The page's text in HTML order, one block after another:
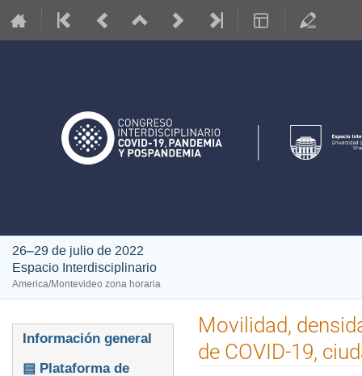
26–29 de julio de 2022
Espacio Interdisciplinario
America/Montevideo zona horaria
Event
menu
Información general
▤ Plataforma de
Movilidad,
de COVID-19,